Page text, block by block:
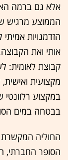
אלא גם ברמה
הממוצע מרגיש
הזדמנויות
אותי ואת
קבוצת לאומית:
מקצועית
במקצוע
בבטחה במים
החוליה המקשרת
הסופר החברתי,